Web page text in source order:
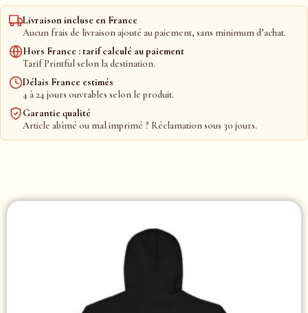
Livraison incluse en France
Aucun frais de livraison ajouté au paiement, sans minimum d’achat.
Hors France : tarif calculé au paiement
Tarif Printful selon la destination.
Délais France estimés
4 à 24 jours ouvrables selon le produit.
Garantie qualité
Article abîmé ou mal imprimé ? Réclamation sous 30 jours.